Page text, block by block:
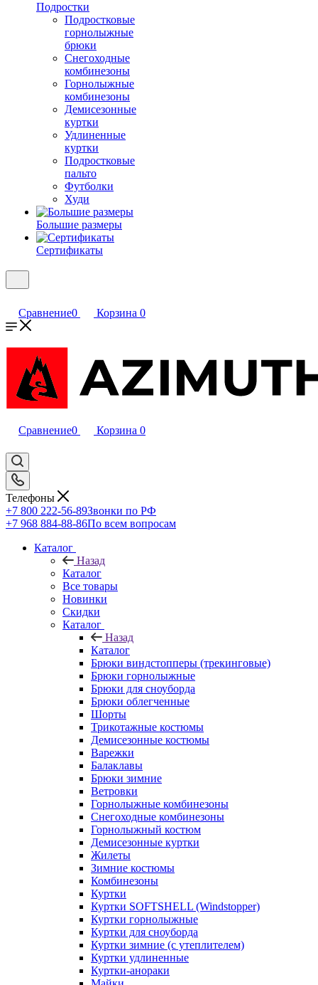
Подростки
Подростковые
горнолыжные
брюки
Снегоходные
комбинезоны
Горнолыжные
комбинезоны
Демисезонные
куртки
Удлиненные
куртки
Подростковые
пальто
Футболки
Худи
Большие размеры
Сертификаты
Сравнение0 Корзина 0
Сравнение0 Корзина 0
Телефоны
+7 800 222-56-89Звонки по РФ
+7 968 884-88-86По всем вопросам
Каталог
Назад
Каталог
Все товары
Новинки
Скидки
Каталог
Назад
Каталог
Брюки виндстопперы (трекинговые)
Брюки горнолыжные
Брюки для сноуборда
Брюки облегченные
Шорты
Трикотажные костюмы
Демисезонные костюмы
Варежки
Балаклавы
Брюки зимние
Ветровки
Горнолыжные комбинезоны
Снегоходные комбинезоны
Горнолыжный костюм
Демисезонные куртки
Жилеты
Зимние костюмы
Комбинезоны
Куртки
Куртки SOFTSHELL (Windstopper)
Куртки горнолыжные
Куртки для сноуборда
Куртки зимние (с утеплителем)
Куртки удлиненные
Куртки-анораки